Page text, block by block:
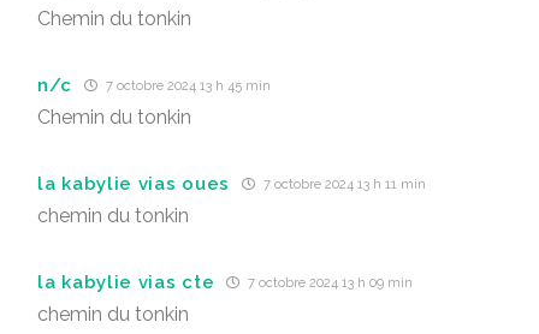
Chemin du tonkin
n/c 7 octobre 2024 13 h 45 min
Chemin du tonkin
la kabylie vias oues 7 octobre 2024 13 h 11 min
chemin du tonkin
la kabylie vias cte 7 octobre 2024 13 h 09 min
chemin du tonkin